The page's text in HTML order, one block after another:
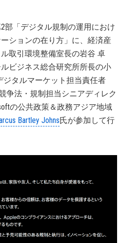
部「デジタル規制の運用におけ
ションの在り方」に、経済産
取引環境整備室長の岩谷 卓
ビジネス総合研究所所長の小
ジタルマーケット担当責任者
争法・規制担当シニアディレク
の公共政策＆政務アジア地域
Bartley Johns氏が参加して行